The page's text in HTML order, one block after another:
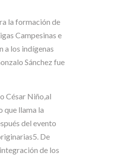
la formación de
Campesinas e
a los indígenas
Sánchez fue
César Niño,al
que llama la
del evento
De
de los